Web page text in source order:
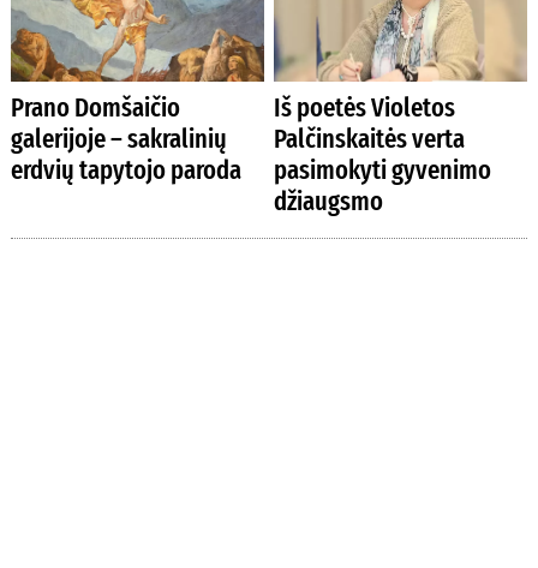
Prano Domšaičio
galerijoje – sakralinių
erdvių tapytojo paroda
Iš poetės Violetos
Palčinskaitės verta
pasimokyti gyvenimo
džiaugsmo